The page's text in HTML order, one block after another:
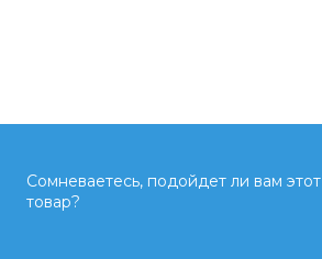
Сомневаетесь, подойдет ли вам этот
товар?